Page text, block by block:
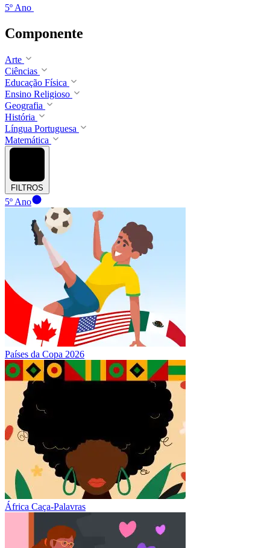
5º Ano
Componente
Arte
Ciências
Educação Física
Ensino Religioso
Geografia
História
Língua Portuguesa
Matemática
FILTROS
5º Ano
Países da Copa 2026
África Caça-Palavras